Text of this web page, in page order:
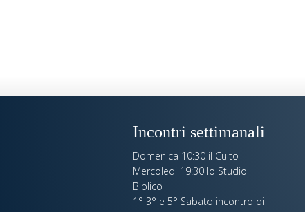
Incontri settimanali
Domenica 10:30 il Culto
Mercoledi 19:30 lo Studio
Biblico
1° 3° e 5° Sabato incontro di